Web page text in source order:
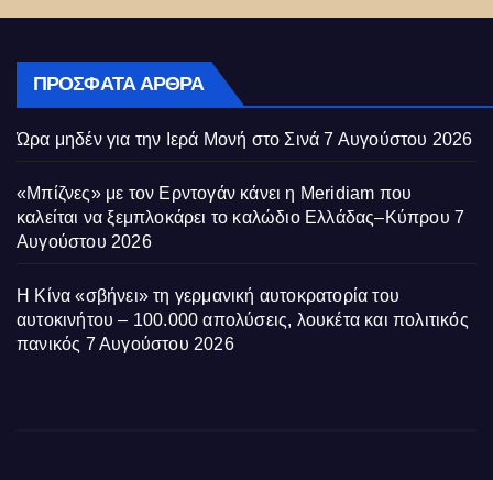
ΠΡΌΣΦΑΤΑ ΆΡΘΡΑ
Ώρα μηδέν για την Ιερά Μονή στο Σινά 7 Αυγούστου 2026
«Μπίζνες» με τον Ερντογάν κάνει η Meridiam που
καλείται να ξεμπλοκάρει το καλώδιο Ελλάδας–Κύπρου 7
Αυγούστου 2026
Η Κίνα «σβήνει» τη γερμανική αυτοκρατορία του
αυτοκινήτου – 100.000 απολύσεις, λουκέτα και πολιτικός
πανικός 7 Αυγούστου 2026